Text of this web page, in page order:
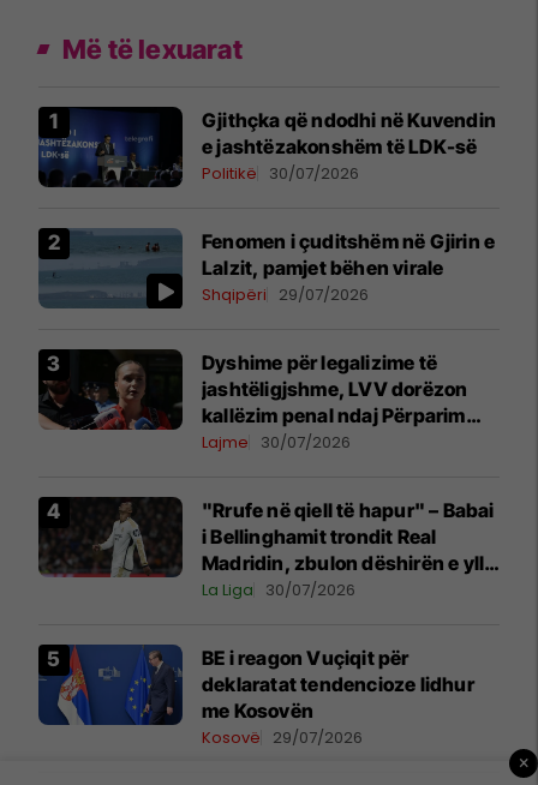
Më të lexuarat
Gjithçka që ndodhi në Kuvendin
e jashtëzakonshëm të LDK-së
Politikë 30/07/2026
Fenomen i çuditshëm në Gjirin e
Lalzit, pamjet bëhen virale
Shqipëri 29/07/2026
Dyshime për legalizime të
jashtëligjshme, LVV dorëzon
kallëzim penal ndaj Përparim
Ramës dhe zyrtarëve të
Lajme 30/07/2026
"Rrufe në qiell të hapur" – Babai
i Bellinghamit trondit Real
Madridin, zbulon dëshirën e yllit
anglez për largim
La Liga 30/07/2026
BE i reagon Vuçiqit për
deklaratat tendencioze lidhur
me Kosovën
Kosovë
29/07/2026
×